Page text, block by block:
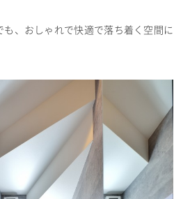
も、おしゃれで快適で落ち着く空間に